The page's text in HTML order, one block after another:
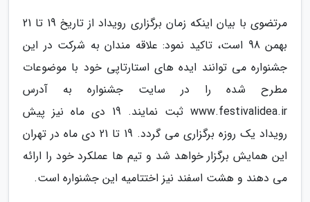
مرتضوی با بیان اینکه زمان برگزاری رویداد از تاریخ 19 تا 21
بهمن 98 است، تاکید نمود: علاقه مندان به شرکت در این
جشنواره می توانند ایده های استارتاپی خود با موضوعات
مطرح شده را در سایت جشنواره به آدرس
www.festivalidea.ir ثبت نمایند. 19 دی ماه نیز پیش
رویداد یک روزه برگزاری می گردد. 19 تا 21 دی ماه در تهران
این همایش برگزار خواهد شد و تیم ها عملکرد خود را ارائه
می دهند و هشت اسفند نیز اختتامیه این جشنواره است.